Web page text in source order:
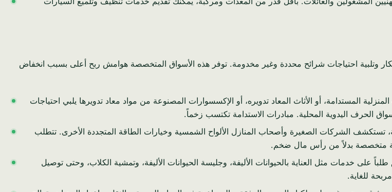
2030، يميل بشدة نحو الاستدامة والابتكار وتلبية احتياجات شرائح محددة وغير مخدومة. توفر هذه الأسواق المتخصصة هوامش ربح أعلى بسبب انخفاض
المستدامة، أو الأثاث المعاد تدويره، أو الإكسسوارات المصنوعة من مواد معاد تدويرها يلبي احتياجات
الحرف اليدوية المحلية. مبادرات الاستدامة تكتسب زخماً.
تستكشف الشركات الصغيرة وأصحاب المنازل الألواح الشمسية وخيارات الطاقة المتجددة الأخرى. تتطلب
متخصصة بدلاً من رأس مال ضخم.
طلباً على خدمات مثل العناية بالحيوانات الأليفة، وجليسة الحيوانات الأليفة، وتمشية الكلاب، وحتى توصيل
للغاية.